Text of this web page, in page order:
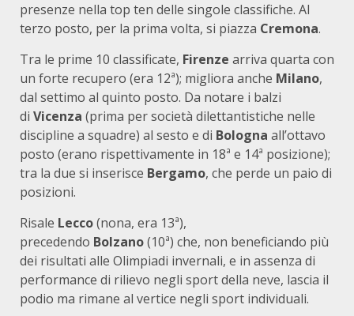
presenze nella top ten delle singole classifiche. Al
terzo posto, per la prima volta, si piazza Cremona.
Tra le prime 10 classificate, Firenze arriva quarta con
un forte recupero (era 12ª); migliora anche Milano,
dal settimo al quinto posto. Da notare i balzi
di Vicenza (prima per società dilettantistiche nelle
discipline a squadre) al sesto e di Bologna all’ottavo
posto (erano rispettivamente in 18ª e 14ª posizione);
tra la due si inserisce Bergamo, che perde un paio di
posizioni.
Risale Lecco(nona, era 13ª),
precedendo Bolzano(10ª) che, non beneficiando più
dei risultati alle Olimpiadi invernali, e in assenza di
performance di rilievo negli sport della neve, lascia il
podio ma rimane al vertice negli sport individuali.